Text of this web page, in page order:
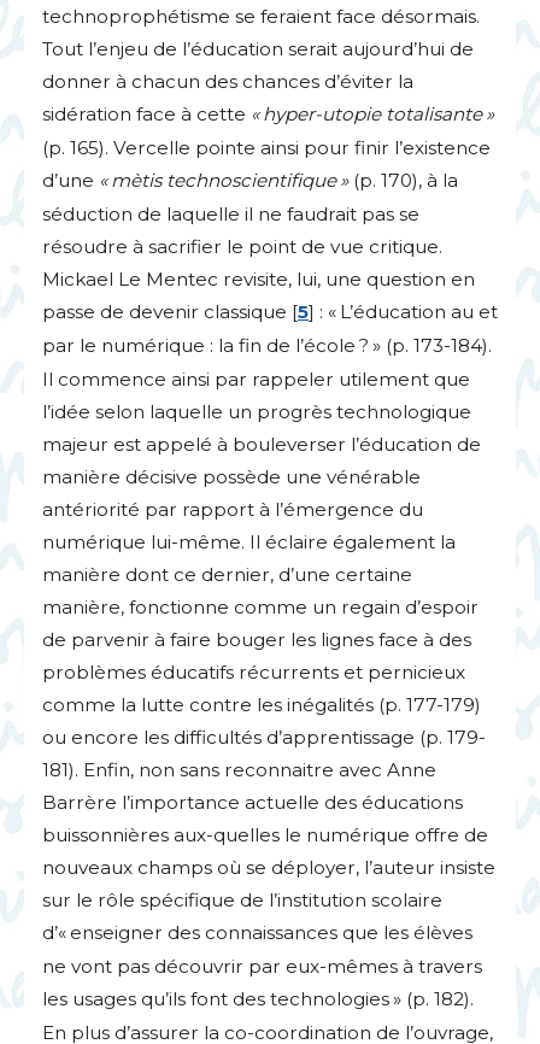
technoprophétisme se feraient face désormais.
Tout l’enjeu de l’éducation serait aujourd’hui de
donner à chacun des chances d’éviter la
sidération face à cette « hyper-utopie totalisante »
(p. 165). Vercelle pointe ainsi pour finir l’existence
d’une « mètis technoscientifique »(p. 170), à la
séduction de laquelle il ne faudrait pas se
résoudre à sacrifier le point de vue critique.
Mickael Le Mentec revisite, lui, une question en
passe de devenir classique [5] : « L’éducation au et
par le numérique : la fin de l’école ? » (p. 173-184).
Il commence ainsi par rappeler utilement que
l’idée selon laquelle un progrès technologique
majeur est appelé à bouleverser l’éducation de
manière décisive possède une vénérable
antériorité par rapport à l’émergence du
numérique lui-même. Il éclaire également la
manière dont ce dernier, d’une certaine
manière, fonctionne comme un regain d’espoir
de parvenir à faire bouger les lignes face à des
problèmes éducatifs récurrents et pernicieux
comme la lutte contre les inégalités (p. 177-179)
ou encore les difficultés d’apprentissage (p. 179-
181). Enfin, non sans reconnaitre avec Anne
Barrère l’importance actuelle des éducations
buissonnières aux-quelles le numérique offre de
nouveaux champs où se déployer, l’auteur insiste
sur le rôle spécifique de l’institution scolaire
d’« enseigner des connaissances que les élèves
ne vont pas découvrir par eux-mêmes à travers
les usages qu’ils font des technologies» (p. 182).
En plus d’assurer la co-coordination de l’ouvrage,